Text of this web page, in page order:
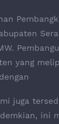
yang
juga
ini